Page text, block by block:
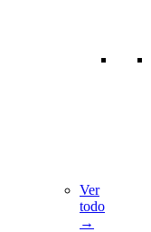
Ver
todo
→